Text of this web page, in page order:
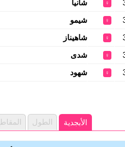
♀ شانيا
♀ شيمو
♀ شاهيناز
♀ شدى
♀ شهود
الأبجدية
الطول